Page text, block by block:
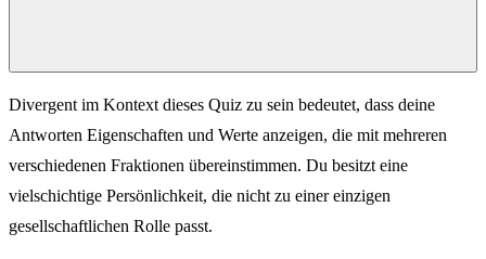
Divergent im Kontext dieses Quiz zu sein bedeutet, dass deine
Antworten Eigenschaften und Werte anzeigen, die mit mehreren
verschiedenen Fraktionen übereinstimmen. Du besitzt eine
vielschichtige Persönlichkeit, die nicht zu einer einzigen
gesellschaftlichen Rolle passt.